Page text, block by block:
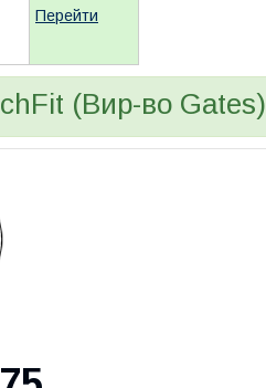
Перейти
(Вир-во Gates)